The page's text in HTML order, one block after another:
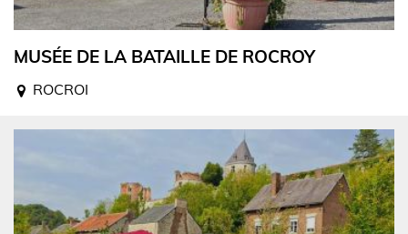
MUSÉE DE LA BATAILLE DE ROCROY
ROCROI